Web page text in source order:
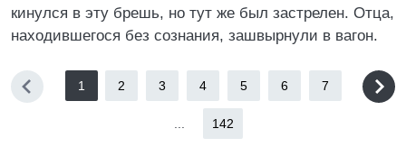
кинулся в эту брешь, но тут же был застрелен. Отца,
находившегося без сознания, зашвырнули в вагон.
1 2 3 4 5 6 7
142